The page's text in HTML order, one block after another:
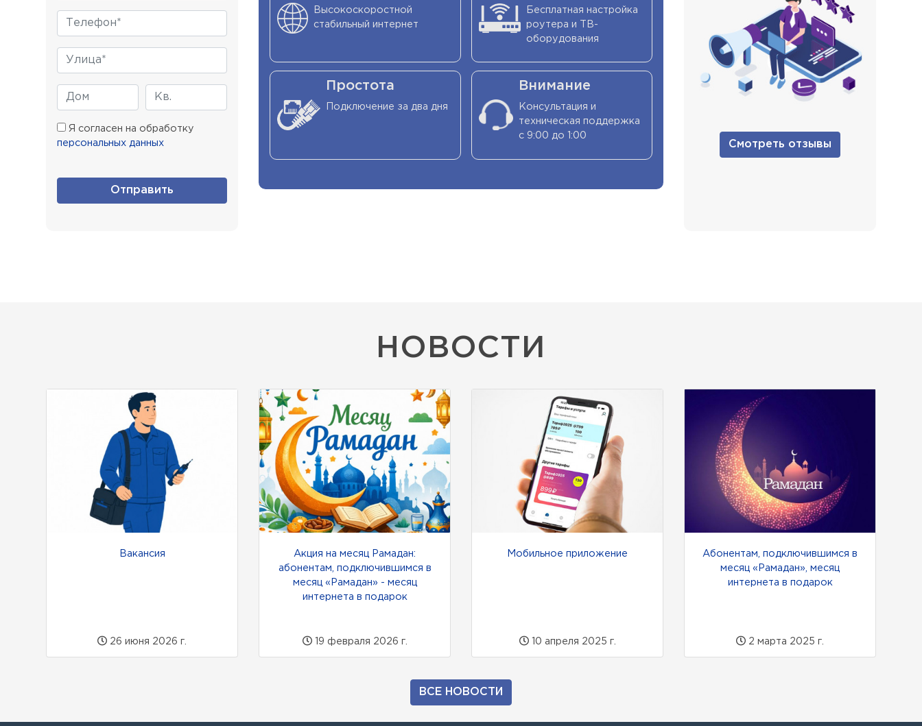
Я согласен на обработку
персональных данных
Отправить
Высокоскоростной
стабильный интернет
Бесплатная настройка
роутера и ТВ-
оборудования
Простота
Подключение за два дня
Внимание
Консультация и
техническая поддержка
с 9:00 до 1:00
Смотреть отзывы
НОВОСТИ
Вакансия
26 июня 2026 г.
Акция на месяц Рамадан:
абонентам, подключившимся в
месяц «Рамадан» - месяц
интернета в подарок
19 февраля 2026 г.
Мобильное приложение
10 апреля 2025 г.
Абонентам, подключившимся в
месяц «Рамадан», месяц
интернета в подарок
2 мартa 2025 г.
ВСЕ НОВОСТИ